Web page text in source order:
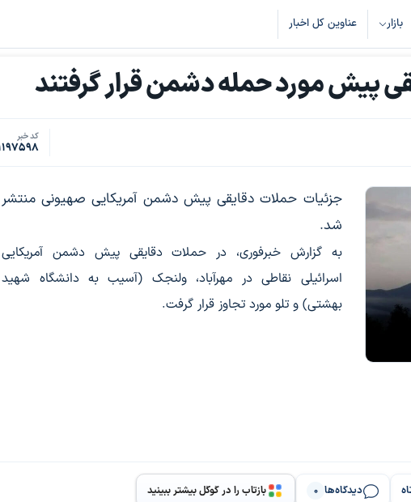
بازار عناوین کل اخبار
پیش مورد حمله دشمن قرار گرفتند
کد خبر
جزئیات حملات دقایقی پیش دشمن آمریکایی صهیونی منتشر
شد.
به گزارش خبرفوری، در حملات دقایقی پیش دشمن آمریکایی
اسرائیلی نقاطی در مهرآباد، ولنجک (آسیب به دانشگاه شهید
بهشتی) و تلو مورد تجاوز قرار گرفت.
دیدگاه‌ها 0 بازتاب را در گوگل بیشتر ببینید